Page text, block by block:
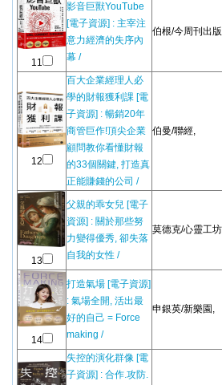
11
影音巨獸YouTube
[電子資源] : 主宰注
意力經濟的失序內
幕 /
伯根/今周刊出
12
百大企業經理人必
學的財報獲利課 [電
子資源] : 暢銷20年
商管巨作!頂尖企業
顧問教你看懂財報
的33個關鍵, 打造真
正能賺錢的公司 /
伯曼/聯經,
13
父親的乖女兒 [電子
資源] : 關於那些努
力變得優秀, 卻失落
自我的女性 /
莫德克/心靈工
14
打造氣場 [電子資源]
: 氣場全開, 活出最
好的自己 = Force
making /
申銀英/新樂園,
失控的演化群像 [電
子資源] : 合作.攻防.